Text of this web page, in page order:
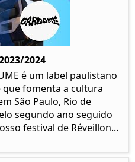
2024
é um label paulistano
fomenta a cultura
São Paulo, Rio de
segundo ano seguido
festival de Réveillon...